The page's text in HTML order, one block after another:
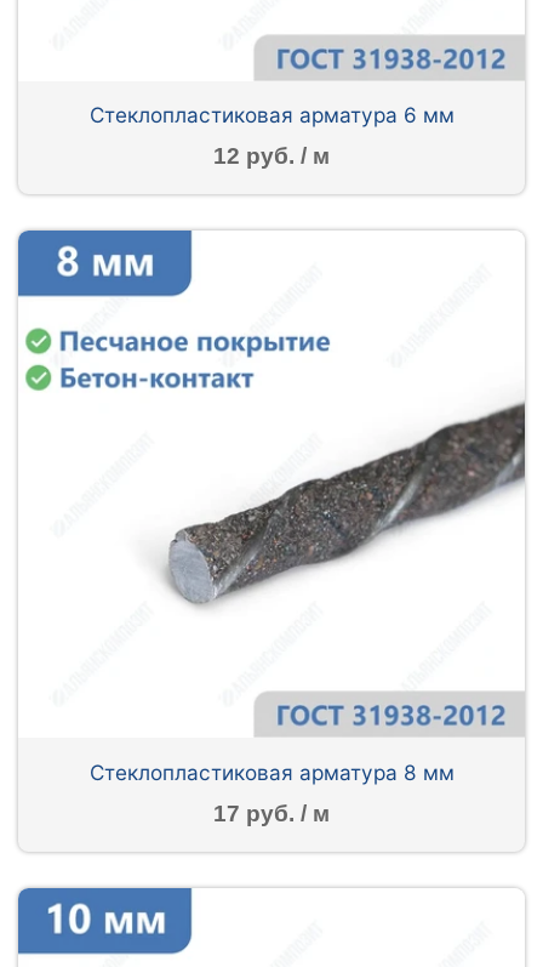
Стеклопластиковая арматура 6 мм
12 руб. / м
Стеклопластиковая арматура 8 мм
17 руб. / м